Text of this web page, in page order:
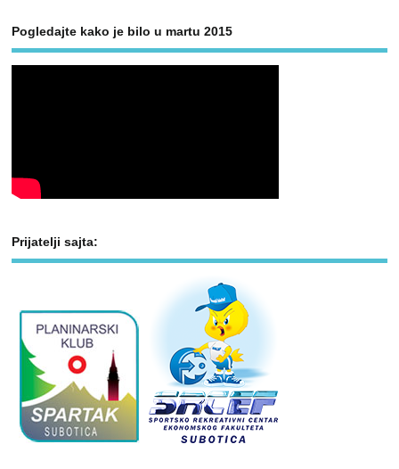
Pogledajte kako je bilo u martu 2015
Prijatelji sajta: